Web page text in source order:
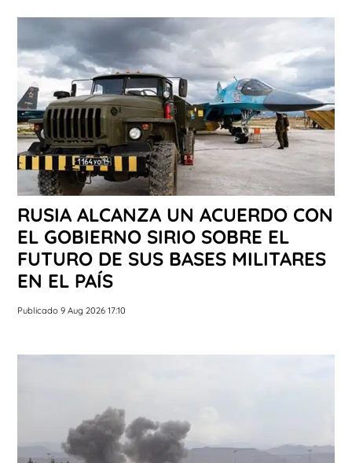
RUSIA ALCANZA UN ACUERDO CON
EL GOBIERNO SIRIO SOBRE EL
FUTURO DE SUS BASES MILITARES
EN EL PAÍS
Publicado 9 Aug 2026 17:10